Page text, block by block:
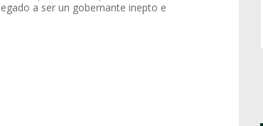
a ser un gobernante inepto e